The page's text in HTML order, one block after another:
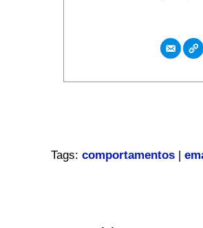
Tags: comportamentos|